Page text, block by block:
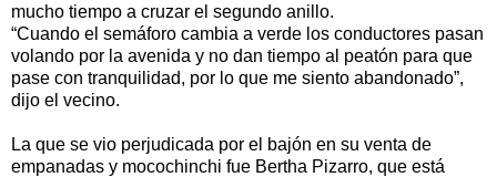
mucho tiempo a cruzar el segundo anillo.
“Cuando el semáforo cambia a verde los conductores pasan
volando por la avenida y no dan tiempo al peatón para que
pase con tranquilidad, por lo que me siento abandonado”,
dijo el vecino.
La que se vio perjudicada por el bajón en su venta de
empanadas y mocochinchi fue Bertha Pizarro, que está